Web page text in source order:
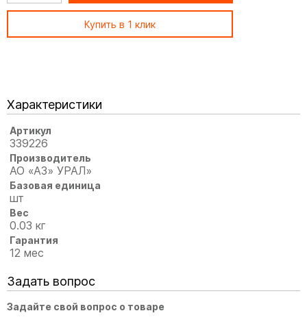
Купить в 1 клик
Характеристики
Артикул
339226
Производитель
АО «АЗ» УРАЛ»
Базовая единица
шт
Вес
0.03 кг
Гарантия
12 мес
Задать вопрос
Задайте свой вопрос о товаре